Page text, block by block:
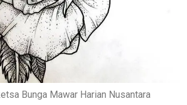
Bunga Mawar Harian Nusantara